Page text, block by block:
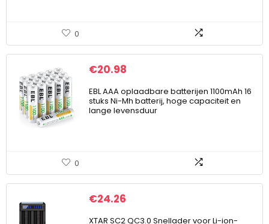
0
€20.98
EBL AAA oplaadbare batterijen 1100mAh 16
stuks Ni-Mh batterij, hoge capaciteit en
lange levensduur
0
€24.26
XTAR SC2 QC3.0 Snellader voor Li-ion-